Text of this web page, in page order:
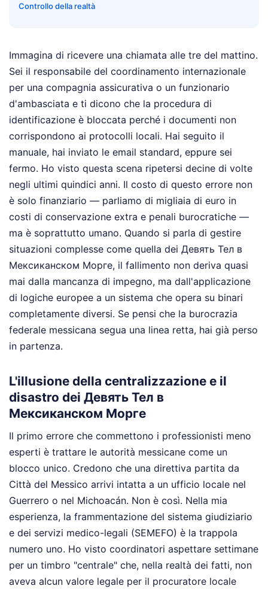
Controllo della realtà
Immagina di ricevere una chiamata alle tre del mattino.
Sei il responsabile del coordinamento internazionale
per una compagnia assicurativa o un funzionario
d'ambasciata e ti dicono che la procedura di
identificazione è bloccata perché i documenti non
corrispondono ai protocolli locali. Hai seguito il
manuale, hai inviato le email standard, eppure sei
fermo. Ho visto questa scena ripetersi decine di volte
negli ultimi quindici anni. Il costo di questo errore non
è solo finanziario — parliamo di migliaia di euro in
costi di conservazione extra e penali burocratiche —
ma è soprattutto umano. Quando si parla di gestire
situazioni complesse come quella dei Девять Тел в
Мексиканском Морге, il fallimento non deriva quasi
mai dalla mancanza di impegno, ma dall'applicazione
di logiche europee a un sistema che opera su binari
completamente diversi. Se pensi che la burocrazia
federale messicana segua una linea retta, hai già perso
in partenza.
L'illusione della centralizzazione e il
disastro dei Девять Тел в
Мексиканском Морге
Il primo errore che commettono i professionisti meno
esperti è trattare le autorità messicane come un
blocco unico. Credono che una direttiva partita da
Città del Messico arrivi intatta a un ufficio locale nel
Guerrero o nel Michoacán. Non è così. Nella mia
esperienza, la frammentazione del sistema giudiziario
e dei servizi medico-legali (SEMEFO) è la trappola
numero uno. Ho visto coordinatori aspettare settimane
per un timbro "centrale" che, nella realtà dei fatti, non
aveva alcun valore legale per il procuratore locale